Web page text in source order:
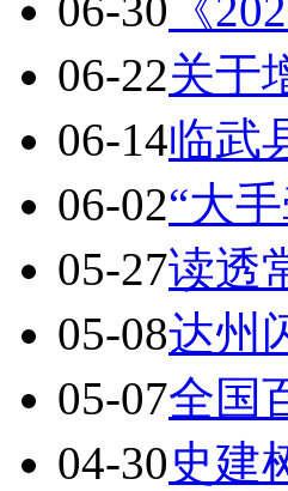
06-30 《
06-22关于
06-14临武
06-02“大
05-27读透
05-08达州
05-07全国
04-30史建